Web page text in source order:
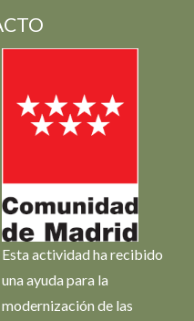
Esta actividad ha recibido
una ayuda para la
modernización de las